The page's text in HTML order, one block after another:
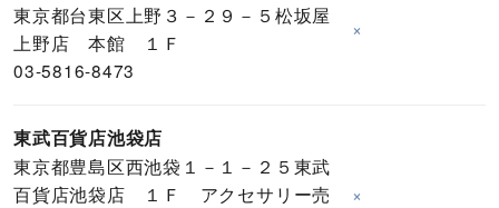
東京都台東区上野３－２９－５松坂屋
上野店 本館 １Ｆ
03-5816-8473
×
東武百貨店池袋店
東京都豊島区西池袋１－１－２５東武
百貨店池袋店 １Ｆ アクセサリー売
×